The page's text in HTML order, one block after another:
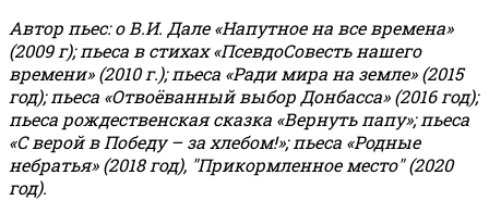
Автор пьес: о В.И. Дале «Напутное на все времена»
(2009 г); пьеса в стихах «ПсевдоСовесть нашего
времени» (2010 г.); пьеса «Ради мира на земле» (2015
год); пьеса «Отвоёванный выбор Донбасса» (2016 год);
пьеса рождественская сказка «Вернуть папу»; пьеса
«С верой в Победу – за хлебом!»;пьеса «Родные
небратья» (2018 год), "Прикормленное место" (2020
год).